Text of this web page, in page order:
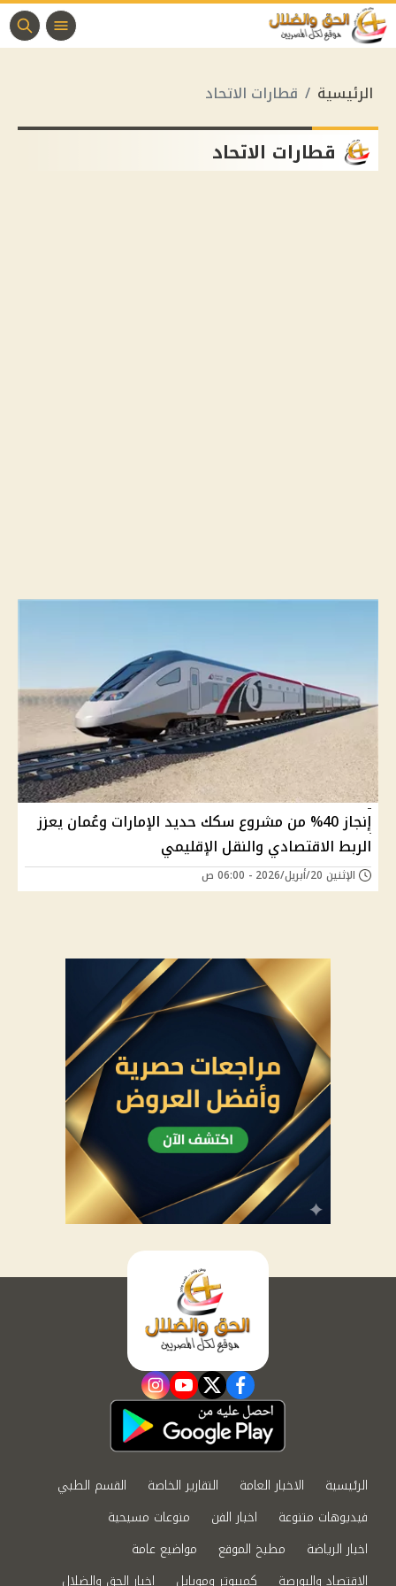
الرئيسية قطارات الاتحاد
قطارات الاتحاد
إنجاز 40% من مشروع سكك حديد الإمارات وعُمان يعزز
الربط الاقتصادي والنقل الإقليمي
الإثنين 20/أبريل/2026 - 06:00 ص
facebook
twitter
youtube
instagram
الرئيسية الاخبار العامة التقارير الخاصة
القسم الطبي
فيديوهات متنوعة
اخبار الفن
منوعات مسيحية
اخبار الرياضة
مطبخ الموقع
مواضيع عامة
الاقتصاد والبورصة
كمبيوتر وموبايل اخبار الحق والضلال